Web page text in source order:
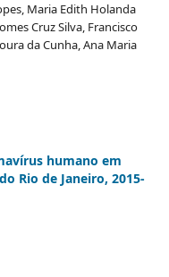
Maria Edith Holanda
Cruz Silva, Francisco
da Cunha, Ana Maria
humano em
Rio de Janeiro, 2015-